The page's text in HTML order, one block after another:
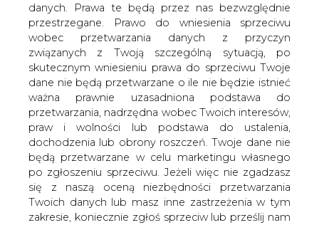
danych. Prawa te będą przez nas bezwzględnie
przestrzegane. Prawo do wniesienia sprzeciwu
wobec przetwarzania danych z przyczyn
związanych z Twoją szczególną sytuacją, po
skutecznym wniesieniu prawa do sprzeciwu Twoje
dane nie będą przetwarzane o ile nie będzie istnieć
ważna prawnie uzasadniona podstawa do
przetwarzania, nadrzędna wobec Twoich interesów,
praw i wolności lub podstawa do ustalenia,
dochodzenia lub obrony roszczeń. Twoje dane nie
będą przetwarzane w celu marketingu własnego
po zgłoszeniu sprzeciwu. Jeżeli więc nie zgadzasz
się z naszą oceną niezbędności przetwarzania
Twoich danych lub masz inne zastrzeżenia w tym
zakresie, koniecznie zgłoś sprzeciw lub prześlij nam
Średnia produkcja ropy spółki Serinus w
III kwartale wyniosła ok. 4.078 boe/d, co
stanowi 2-proc. wzrost kwartał do
kwartału - podała spółka w
komunikacie.
"Podstawowym czynnikiem tego wzrostu było
wznowienie produkcji na polu Sabria, które na skutek
protestów pozostawało nieczynne w okresie od końca
maja do późnego lipca. Średnia produkcja od początku
października do chwili obecnej wyniosła 3.795 boe/d" -
napisano w komunikacie.
Spółka podała, że produkcja ropy w Tunezji w III kwartale